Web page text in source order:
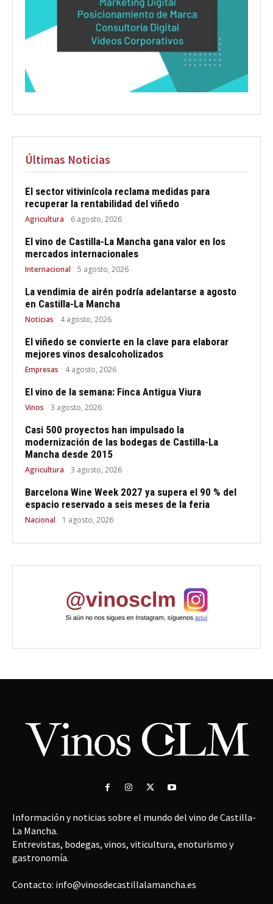
Últimas Noticias
El sector vitivinícola reclama medidas para
recuperar la rentabilidad del viñedo
Agricultura 6 agosto, 2026
El vino de Castilla-La Mancha gana valor en los
mercados internacionales
Internacional 5 agosto, 2026
La vendimia de airén podría adelantarse a agosto
en Castilla-La Mancha
Noticias 4 agosto, 2026
El viñedo se convierte en la clave para elaborar
mejores vinos desalcoholizados
Empresas 4 agosto, 2026
El vino de la semana: Finca Antigua Viura
Vinos 3 agosto, 2026
Casi 500 proyectos han impulsado la
modernización de las bodegas de Castilla-La
Mancha desde 2015
Agricultura 3 agosto, 2026
Barcelona Wine Week 2027 ya supera el 90 % del
espacio reservado a seis meses de la feria
Nacional 1 agosto, 2026
Información y noticias sobre el mundo del vino de Castilla-
La Mancha.
Entrevistas, bodegas, vinos, viticultura, enoturismo y
gastronomía.
Contacto: info@vinosdecastillalamancha.es